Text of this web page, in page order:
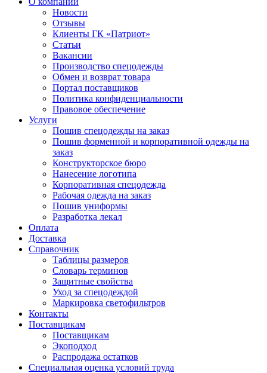
Новости
Отзывы
Клиенты ГК «Патриот»
Статьи
Вакансии
Производство спецодежды
Обмен и возврат товара
Портал поставщиков
Политика конфиденциальности
Правовое обеспечение
Услуги
Пошив спецодежды на заказ
Пошив форменной и корпоративной одежды на
заказ
Конструкторское бюро
Нанесение логотипа
Корпоративная спецодежда
Рабочая одежда на заказ
Пошив униформы
Разработка лекал
Оплата
Доставка
Справочник
Таблицы размеров
Словарь терминов
Защитные свойства
Уход за спецодеждой
Маркировка светофильтров
Контакты
Поставщикам
Поставщикам
Экоподход
Распродажа остатков
Специальная оценка условий труда